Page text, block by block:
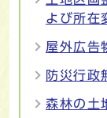
よび所在
屋外広告
防災行政
森林の土